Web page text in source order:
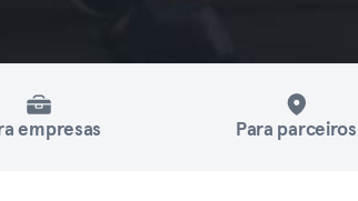
empresas Para parceiros